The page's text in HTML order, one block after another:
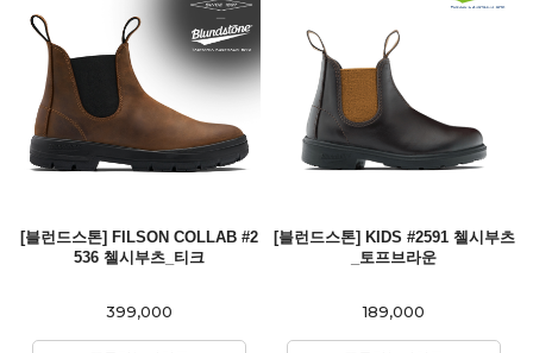
[블런드스톤] FILSON COLLAB #2
536 첼시부츠_티크
399,000
[블런드스톤] KIDS #2591 첼시부츠
_토프브라운
189,000